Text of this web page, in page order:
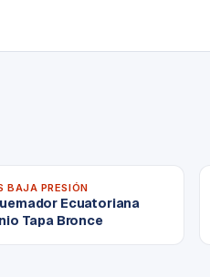
BAJA PRESIÓN
Ecuatoriana
Tapa Bronce